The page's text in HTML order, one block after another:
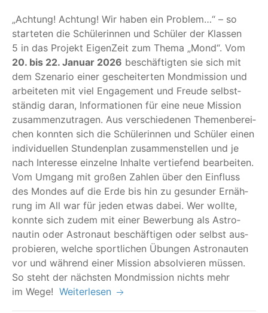
„Ach­tung! Ach­tung! Wir haben ein Pro­blem…“ – so
star­te­ten die Schü­le­rin­nen und Schü­ler der Klas­sen
5 in das Pro­jekt Eigen­Zeit zum The­ma „Mond“. Vom
20. bis 22. Janu­ar 2026 beschäf­tig­ten sie sich mit
dem Sze­na­rio einer geschei­ter­ten Mond­mis­si­on und
arbei­te­ten mit viel Enga­ge­ment und Freu­de selbst­
stän­dig dar­an, Infor­ma­tio­nen für eine neue Mis­si­on
zusam­men­zu­tra­gen. Aus ver­schie­de­nen The­men­be­rei­
chen konn­ten sich die Schü­le­rin­nen und Schü­ler einen
indi­vi­du­el­len Stun­den­plan zusam­men­stel­len und je
nach Inter­es­se ein­zel­ne Inhal­te ver­tie­fend bear­bei­ten.
Vom Umgang mit gro­ßen Zah­len über den Ein­fluss
des Mon­des auf die Erde bis hin zu gesun­der Ernäh­
rung im All war für jeden etwas dabei. Wer woll­te,
konn­te sich zudem mit einer Bewer­bung als Astro­
nau­tin oder Astro­naut beschäf­ti­gen oder selbst aus­
pro­bie­ren, wel­che sport­li­chen Übun­gen Astro­nau­ten
vor und wäh­rend einer Mis­si­on absol­vie­ren müs­sen.
So steht der nächs­ten Mond­mis­si­on nichts mehr
im Wege! Weiterlesen